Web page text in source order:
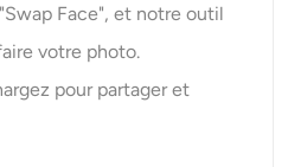
Face", et notre outil
votre photo.
pour partager et